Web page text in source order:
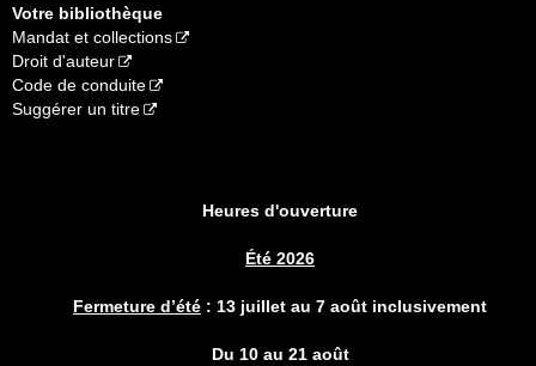
Votre bibliothèque
Mandat et collections
Droit d'auteur
Code de conduite
Suggérer un titre
Heures d'ouverture
Été 2026
Fermeture d’été : 13 juillet au 7 août inclusivement
Du 10 au 21 août